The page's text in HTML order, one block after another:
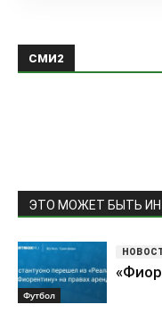
СМИ2
ЭТО МОЖЕТ БЫТЬ
Футбол